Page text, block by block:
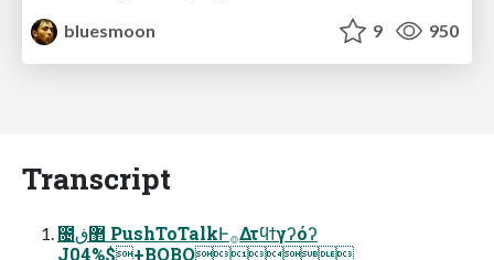
bluesmoon
9 950
Transcript
೔޲ڧ PushToTalkͰ࡞Δτϥϯγʔόʔ
J04%$+BQBO